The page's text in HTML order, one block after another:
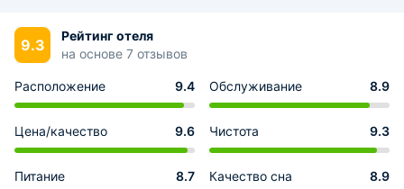
9.3
Рейтинг отеля
на основе 7 отзывов
Расположение 9.4 Обслуживание 8.9
Цена/качество 9.6 Чистота 9.3
Питание 8.7 Качество сна 8.9